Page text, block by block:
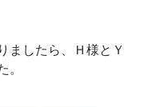
ましたら、Ｈ様とＹ
。